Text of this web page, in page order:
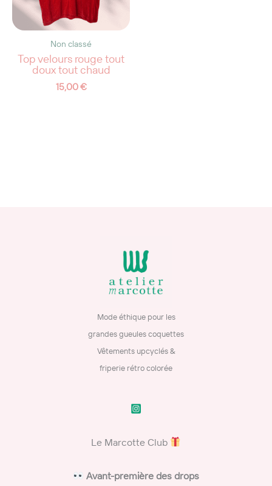
Non classé
Top velours rouge tout
doux tout chaud
15,00€
Mode éthique pour les
grandes gueules coquettes
Vêtements upcyclés &
friperie rétro colorée
Le Marcotte Club
​Avant-première des drops